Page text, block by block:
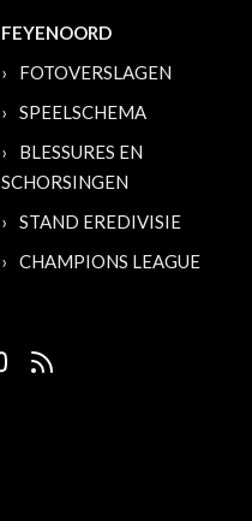
FEYENOORD
FOTOVERSLAGEN
SPEELSCHEMA
BLESSURES EN
SCHORSINGEN
STAND EREDIVISIE
CHAMPIONS LEAGUE